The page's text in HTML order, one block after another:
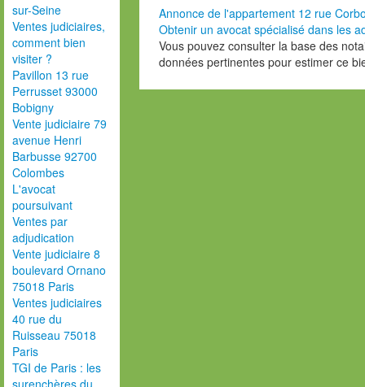
sur-Seine
Ventes judiciaires,
comment bien
visiter ?
Pavillon 13 rue
Perrusset 93000
Bobigny
Vente judiciaire 79
avenue Henri
Barbusse 92700
Colombes
L'avocat
poursuivant
Ventes par
adjudication
Vente judiciaire 8
boulevard Ornano
75018 Paris
Ventes judiciaires
40 rue du
Ruisseau 75018
Paris
TGI de Paris : les
surenchères du
Annonce de l'appartement 12 rue
Obtenir un avocat spécialisé dans les
Vous pouvez consulter la base des
données pertinentes pour estimer ce